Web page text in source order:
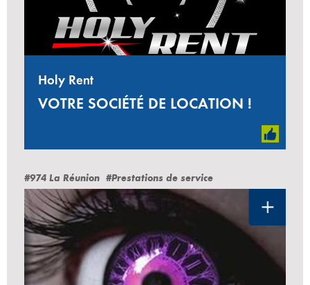
Holy Rent
VOTRE SOCIÉTÉ DE LOCATION !
#974 La Réunion #Prestations de service